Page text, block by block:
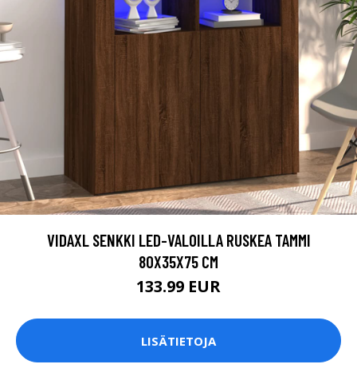
VIDAXL SENKKI LED-VALOILLA RUSKEA TAMMI
80X35X75 CM
133.99 EUR
LISÄTIETOJA